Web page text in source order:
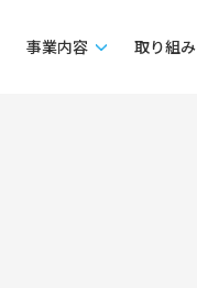
事業内容 取り組み